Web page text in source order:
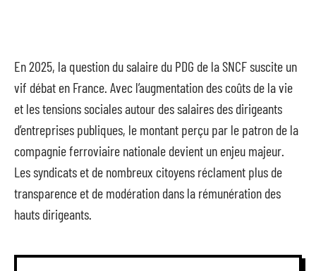
En 2025, la question du salaire du PDG de la SNCF suscite un
vif débat en France. Avec l’augmentation des coûts de la vie
et les tensions sociales autour des salaires des dirigeants
d’entreprises publiques, le montant perçu par le patron de la
compagnie ferroviaire nationale devient un enjeu majeur.
Les syndicats et de nombreux citoyens réclament plus de
transparence et de modération dans la rémunération des
hauts dirigeants.